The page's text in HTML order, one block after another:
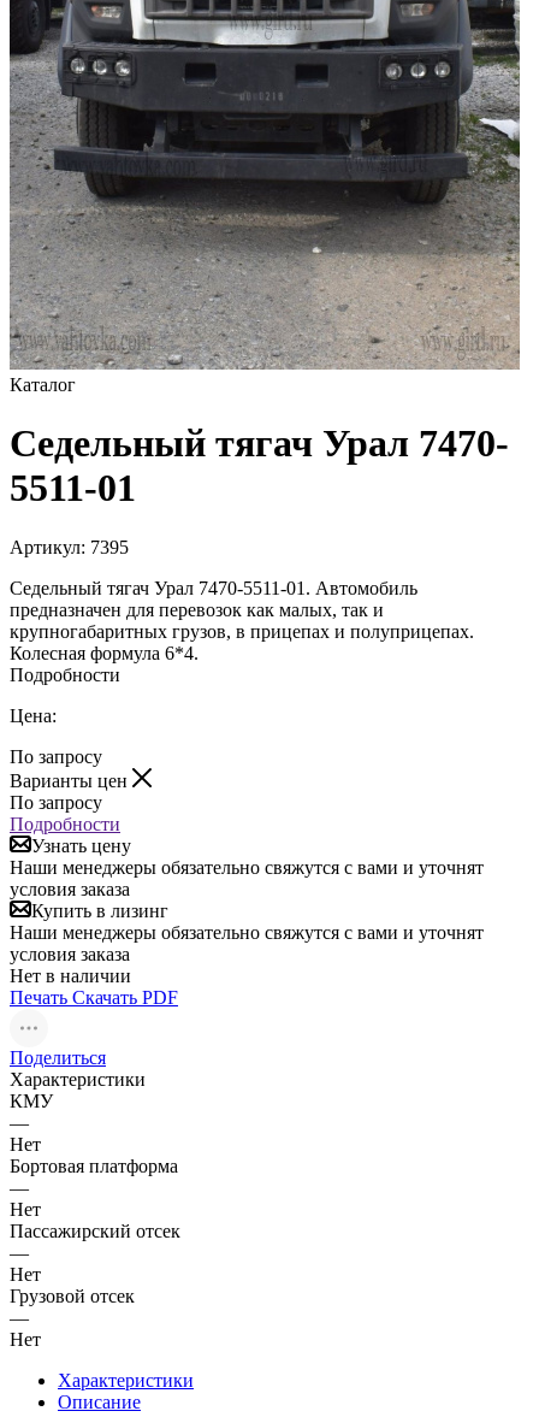
Каталог
Седельный тягач Урал 7470-
5511-01
Артикул: 7395
Седельный тягач Урал 7470-5511-01. Автомобиль
предназначен для перевозок как малых, так и
крупногабаритных грузов, в прицепах и полуприцепах.
Колесная формула 6*4.
Подробности
Цена:
По запросу
Варианты цен
По запросу
Подробности
Узнать цену
Наши менеджеры обязательно свяжутся с вами и уточнят
условия заказа
Купить в лизинг
Наши менеджеры обязательно свяжутся с вами и уточнят
условия заказа
Нет в наличии
Печать Скачать PDF
Поделиться
Характеристики
КМУ
—
Нет
Бортовая платформа
—
Нет
Пассажирский отсек
—
Нет
Грузовой отсек
—
Нет
Характеристики
Описание